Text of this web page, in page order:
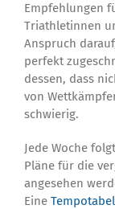
Empfehlungen
Triathletinnen
Anspruch
perfekt
dessen, dass
von
schwierig.
Jede Woche
Pläne für die
angesehen
Eine